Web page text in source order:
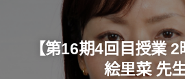
【第16期4回目授業
絵里菜 先